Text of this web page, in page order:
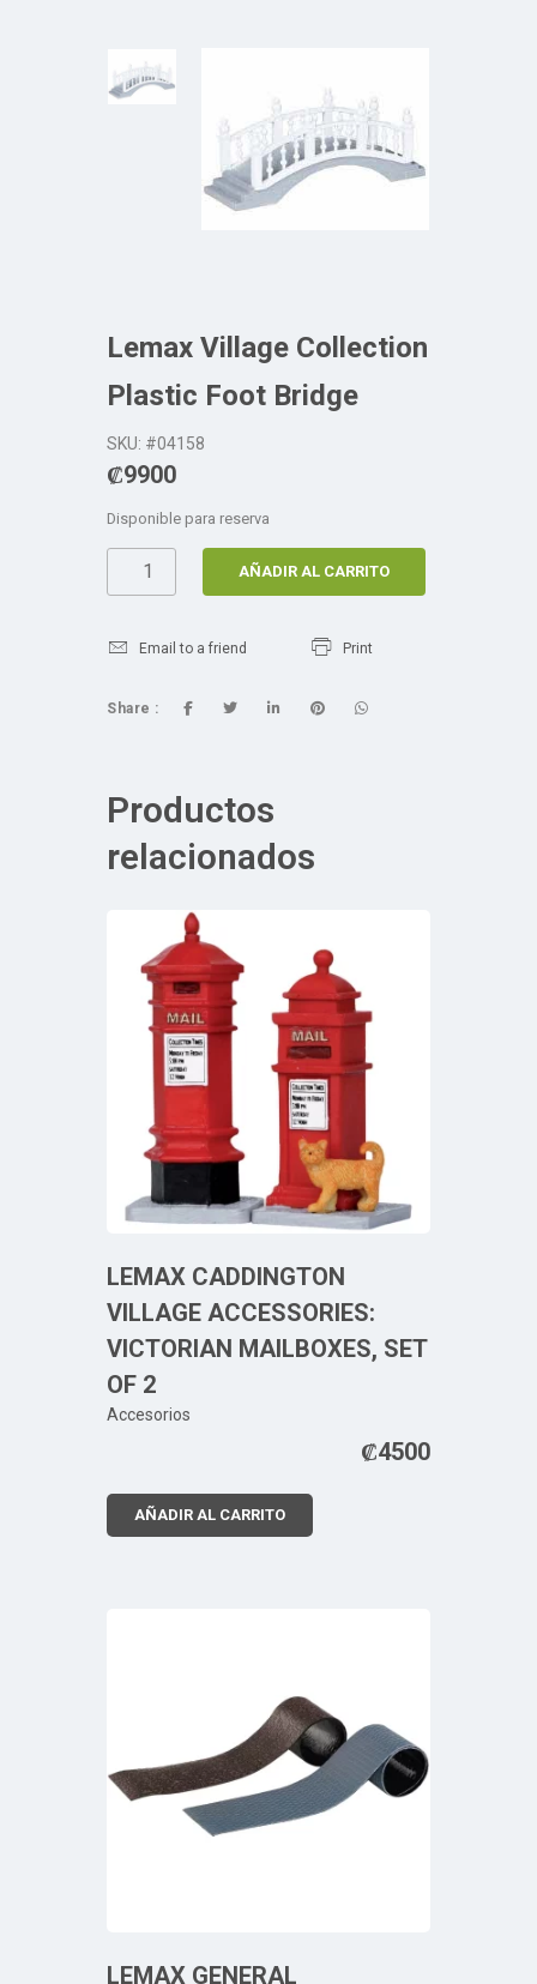
Lemax Village Collection
Plastic Foot Bridge
SKU: #04158
₡9900
Disponible para reserva
AÑADIR AL CARRITO
Email to a friend Print
Share :
Productos
relacionados
LEMAX CADDINGTON
VILLAGE ACCESSORIES:
VICTORIAN MAILBOXES, SET
OF 2
Accesorios
₡4500
AÑADIR AL CARRITO
LEMAX GENERAL